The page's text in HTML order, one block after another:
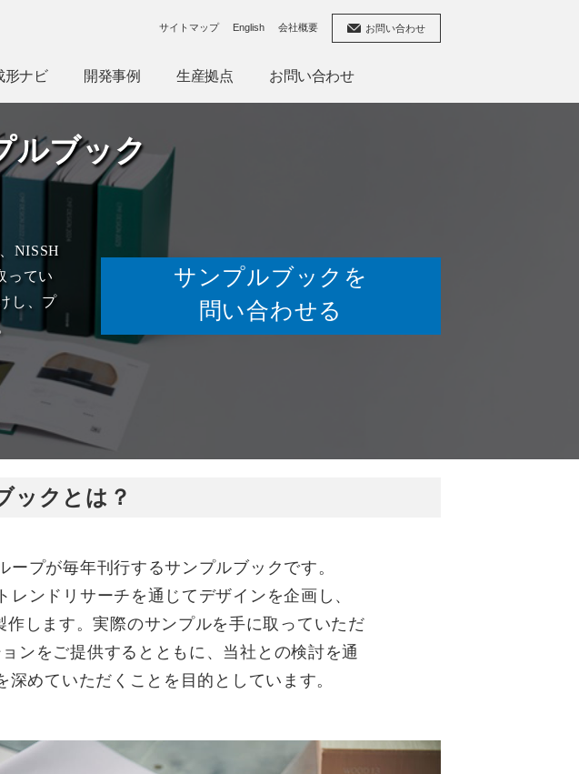
形ナビ 開発事例 生産拠点 お問い合わせ
サイトマップ English 会社概要 お問い合わせ
ルブック
NISSH
ってい
し、プ
サンプルブックを
問い合わせる
ックとは？
プが毎年刊行するサンプルブックです。
ンドリサーチを通じてデザインを企画し、
します。実際のサンプルを手に取っていただ
ンをご提供するとともに、当社との検討を通
めていただくことを目的としています。